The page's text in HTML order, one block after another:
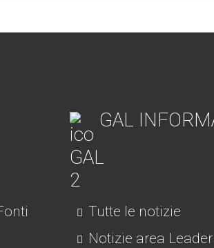
GAL
Tutte le notizie
Notizie area Leader